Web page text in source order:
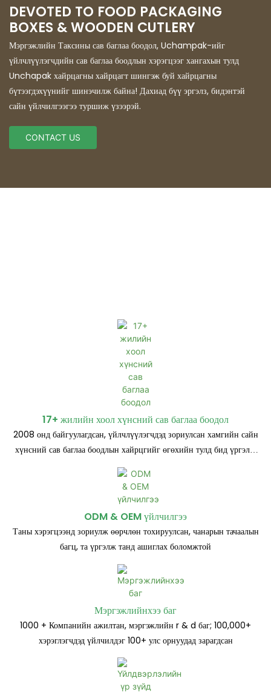
DEVOTED TO FOOD PACKAGING
BOXES & WOODEN CUTLERY
Мэргэжлийн Таксины сав баглаа боодол, Uchampak-ийг
үйлчлүүлэгчдийн сав баглаа боодлын хэрэгцээг хангахын тулд
Unchapak хайрцагны хайрцагт шингэж буй хайрцагны
бүтээгдэхүүнийг шинэчилж байна! Дахиад бүү эргэлз, бидэнтэй
сайн үйлчилгээгээ туршиж үзээрэй.
CONTACT US
17+ жилийн хоол хүнсний сав баглаа боодол
2008 онд байгуулагдсан, үйлчлүүлэгчдэд зориулсан хамгийн сайн
хүнсний сав баглаа боодлын хайрцгийг өгөхийн тулд бид үргэлж
хичээдэг
ODM & OEM үйлчилгээ
Таны хэрэгцээнд зориулж өөрчлөн тохируулсан, чанарын тачаалын
багц, та үргэлж танд ашиглах боломжтой
Мэргэжлийнхээ баг
1000 + Компанийн ажилтан, мэргэжлийн r & d баг; 100,000+
хэрэглэгчдэд үйлчилдэг 100+ улс орнуудад зарагдсан